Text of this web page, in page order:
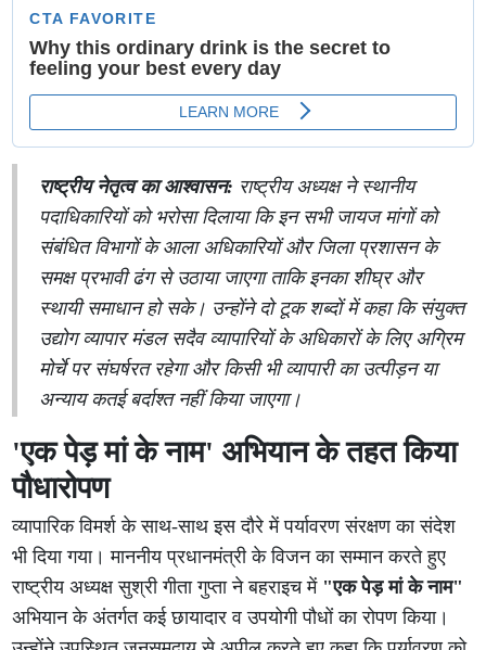
राष्ट्रीय नेतृत्व का आश्वासन: राष्ट्रीय अध्यक्ष ने स्थानीय
पदाधिकारियों को भरोसा दिलाया कि इन सभी जायज मांगों को
संबंधित विभागों के आला अधिकारियों और जिला प्रशासन के
समक्ष प्रभावी ढंग से उठाया जाएगा ताकि इनका शीघ्र और
स्थायी समाधान हो सके। उन्होंने दो टूक शब्दों में कहा कि संयुक्त
उद्योग व्यापार मंडल सदैव व्यापारियों के अधिकारों के लिए अग्रिम
मोर्चे पर संघर्षरत रहेगा और किसी भी व्यापारी का उत्पीड़न या
अन्याय कतई बर्दाश्त नहीं किया जाएगा।
'एक पेड़ मां के नाम' अभियान के तहत किया
पौधारोपण
व्यापारिक विमर्श के साथ-साथ इस दौरे में पर्यावरण संरक्षण का संदेश
भी दिया गया। माननीय प्रधानमंत्री के विजन का सम्मान करते हुए
राष्ट्रीय अध्यक्ष सुश्री गीता गुप्ता ने बहराइच में "एक पेड़ मां के नाम"
अभियान के अंतर्गत कई छायादार व उपयोगी पौधों का रोपण किया।